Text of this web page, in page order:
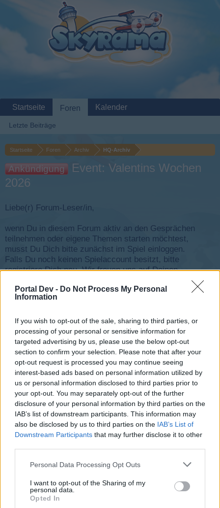
Portal Dev - Do Not Process My Personal
Information
If you wish to opt-out of the sale, sharing to third parties, or
processing of your personal or sensitive information for
targeted advertising by us, please use the below opt-out
section to confirm your selection. Please note that after your
opt-out request is processed you may continue seeing
interest-based ads based on personal information utilized by
us or personal information disclosed to third parties prior to
your opt-out. You may separately opt-out of the further
disclosure of your personal information by third parties on the
IAB’s list of downstream participants. This information may
also be disclosed by us to third parties on the IAB’s List of
Downstream Participants that may further disclose it to other
Personal Data Processing Opt Outs
I want to opt-out of the Sharing of my
personal data.
Opted In
Startseite Foren Archiv HQ-Archiv
Ankündigung
Event: Valentins Wochen
2026
Liebe(r) Forum-Leser/in,
wenn Du in diesem Forum aktiv an den Gesprächen
teilnehmen oder eigene Themen starten möchtest,
musst Du Dich bitte zunächst im Spiel einloggen.
Falls Du noch keinen Spielaccount besitzt, bitte
registriere Dich neu. Wir freuen uns auf Deinen
Status des Themas:
-Controller-
Team Leader
Team Skyrama
Hallo liebe Flughafenmanager,
Startseite Foren
Letzte Beiträge
Kalender